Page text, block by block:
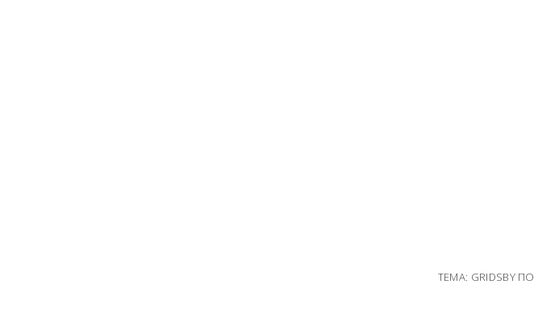
ТЕМА: GRIDSBY ПО